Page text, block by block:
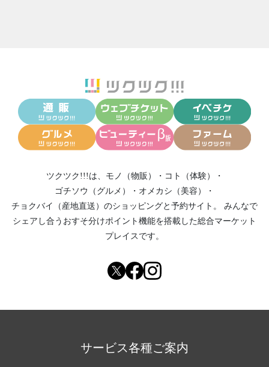
ツクツク!!!は、 モノ（物販） ・ コト（体験）
・
ゴチソウ（グルメ）
・ オメカシ（美容）
・
チョクバイ（産地直送） のショッピングと予約サイト。
みんなで
シェアし合う おすそ分けポイント機能を搭載した総合マーケット
プレイスです。
サービス各種ご案内